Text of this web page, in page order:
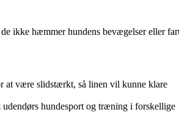
ikke hæmmer hundens bevægelser eller
at være slidstærkt, så linen vil kunne klare
hundesport og træning i forskellige